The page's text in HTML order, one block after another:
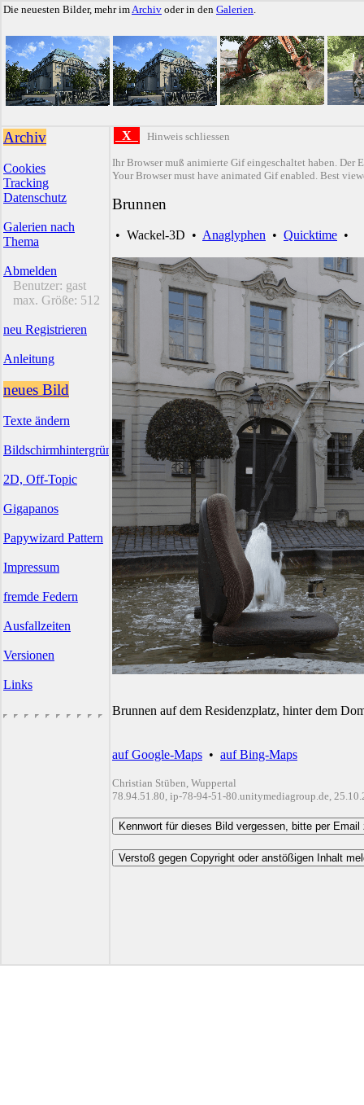
Die neuesten Bilder, mehr imArchiv oder in den Galerien.
Archiv
Cookies
Tracking
Datenschutz
Galerien nach
Thema
Abmelden
Benutzer: gast
max. Größe: 512
neu Registrieren
Anleitung
neues Bild
Texte ändern
Bildschirmhintergründe
2D, Off-Topic
Gigapanos
Papywizard Pattern
Impressum
fremde Federn
Ausfallzeiten
Versionen
Links
X Hinweis schliessen
Ihr Browser muß animierte Gif eingeschaltet haben. Der
Your Browser must have animated Gif enabled. Best
Brunnen
• Wackel-3D • Anaglyphen • Quicktime •
Brunnen auf dem Residenzplatz, hinter dem
auf Google-Maps • auf Bing-Maps
Christian Stüben, Wuppertal
78.94.51.80, ip-78-94-51-80.unitymediagroup.de,